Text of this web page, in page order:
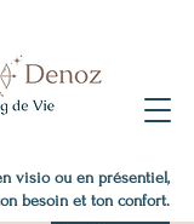
visio ou en présentiel,
besoin et ton confort.